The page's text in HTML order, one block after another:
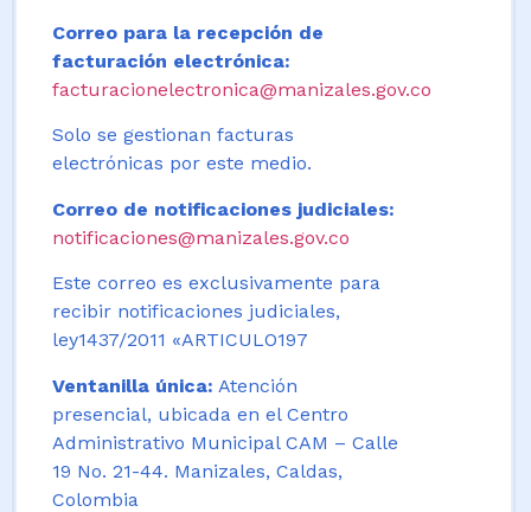
Correo para la recepción de
facturación electrónica:
facturacionelectronica@manizales.gov.co
Solo se gestionan facturas
electrónicas por este medio.
Correo de notificaciones judiciales:
notificaciones@manizales.gov.co
Este correo es exclusivamente para
recibir notificaciones judiciales,
ley1437/2011 «ARTICULO197
Ventanilla única: Atención
presencial, ubicada en el Centro
Administrativo Municipal CAM – Calle
19 No. 21-44. Manizales, Caldas,
Colombia